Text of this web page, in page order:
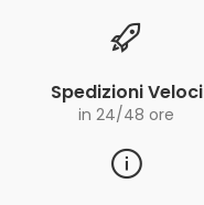
Spedizioni Veloci
in 24/48 ore